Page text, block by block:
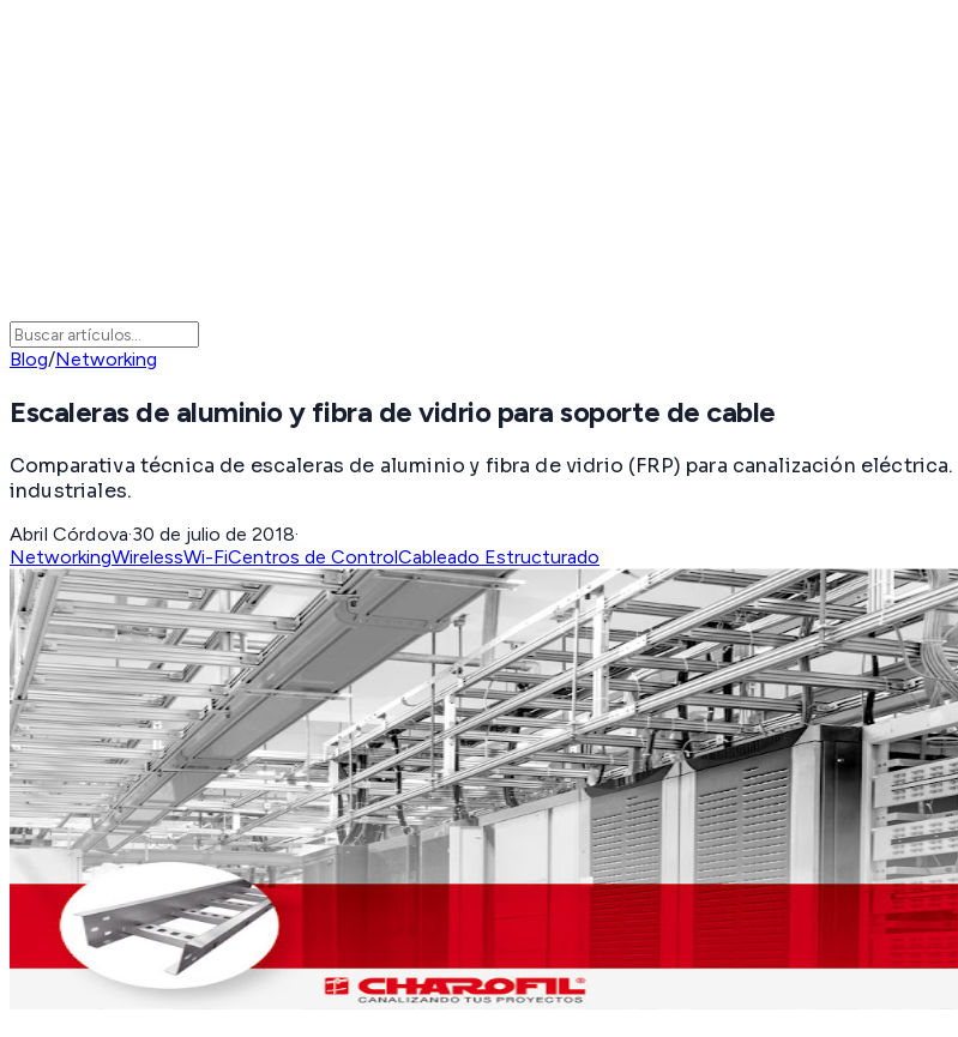
Blog/Networking
Escaleras de aluminio y fibra de vidrio para soporte de cable
Comparativa técnica de escaleras de aluminio y fibra de vidrio (FRP) para canalización
industriales.
Abril Córdova·30 de julio de 2018·
NetworkingWirelessWi-FiCentros de ControlCableado Estructurado